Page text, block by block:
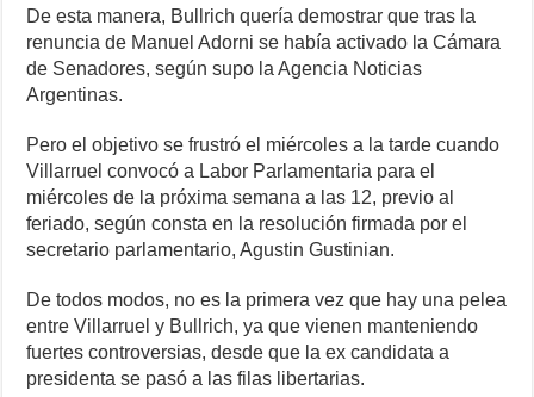
De esta manera, Bullrich quería demostrar que tras la
renuncia de Manuel Adorni se había activado la Cámara
de Senadores, según supo la Agencia Noticias
Argentinas.
Pero el objetivo se frustró el miércoles a la tarde cuando
Villarruel convocó a Labor Parlamentaria para el
miércoles de la próxima semana a las 12, previo al
feriado, según consta en la resolución firmada por el
secretario parlamentario, Agustin Gustinian.
De todos modos, no es la primera vez que hay una pelea
entre Villarruel y Bullrich, ya que vienen manteniendo
fuertes controversias, desde que la ex candidata a
presidenta se pasó a las filas libertarias.